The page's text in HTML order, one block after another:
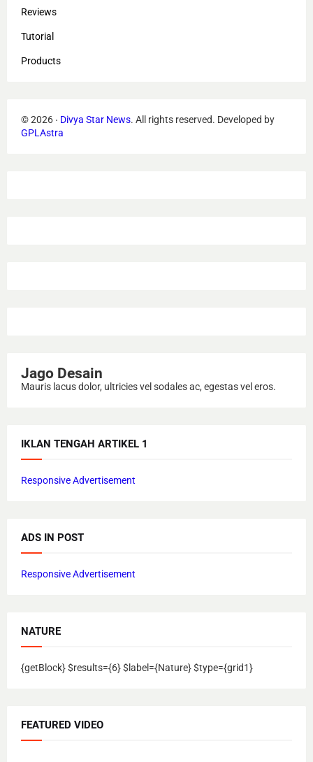
Reviews
Tutorial
Products
©2026 ‧ Divya Star News. All rights reserved. Developed by
GPLAstra
Jago Desain
Mauris lacus dolor, ultricies vel sodales ac, egestas vel eros.
IKLAN TENGAH ARTIKEL 1
Responsive Advertisement
ADS IN POST
Responsive Advertisement
NATURE
{getBlock} $results={6} $label={Nature} $type={grid1}
FEATURED VIDEO